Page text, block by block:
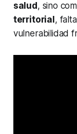
salud , sino
territorial ,
vulnerabilidad